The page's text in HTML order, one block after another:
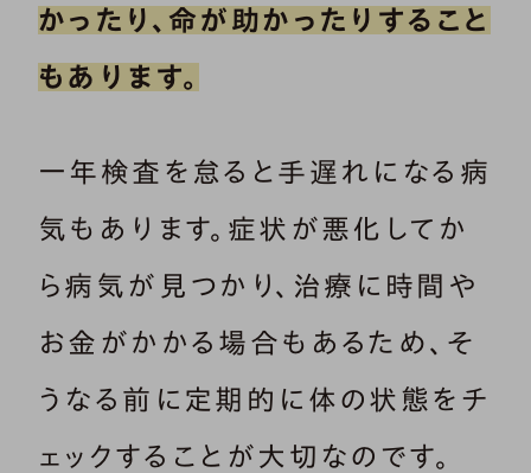
かったり、命が助かったりすること
もあります。
一年検査を怠ると手遅れになる病
気もあります。症状が悪化してか
ら病気が見つかり、治療に時間や
お金がかかる場合もあるため、そ
うなる前に定期的に体の状態をチ
ェックすることが大切なのです。